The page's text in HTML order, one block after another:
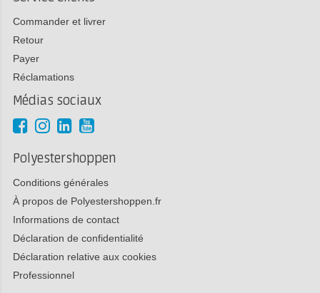
Commander et livrer
Retour
Payer
Réclamations
Médias sociaux
Polyestershoppen
Conditions générales
À propos de Polyestershoppen.fr
Informations de contact
Déclaration de confidentialité
Déclaration relative aux cookies
Professionnel